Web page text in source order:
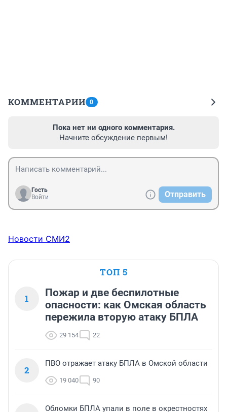
КОММЕНТАРИИ 0
Пока нет ни одного комментария.
Начните обсуждение первым!
Гость
Войти
Отправить
Новости СМИ2
ТОП 5
1
Пожар и две беспилотные
опасности: как Омская область
пережила вторую атаку БПЛА
29 154 22
2
ПВО отражает атаку БПЛА в Омской области
19 040 90
Обломки БПЛА упали в поле в окрестностях